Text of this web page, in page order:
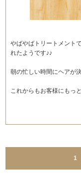
やばやばトリートメント
れたようです♪♪
朝の忙しい時間にヘアが
これからもお客様にもっ
1